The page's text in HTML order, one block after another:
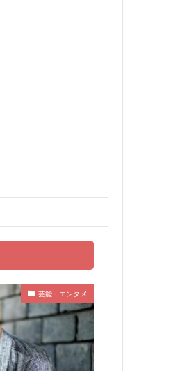
芸能・エンタメ